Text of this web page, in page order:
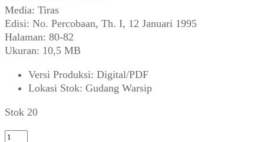
Media: Tiras
Edisi: No. Percobaan, Th. I, 12 Januari 1995
Halaman: 80-82
Ukuran: 10,5 MB
Versi Produksi: Digital/PDF
Lokasi Stok: Gudang Warsip
Stok 20
Kuantitas